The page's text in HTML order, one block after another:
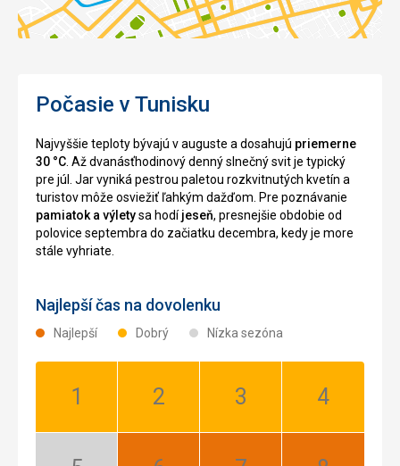
Počasie v Tunisku
Najvyššie teploty bývajú v auguste a dosahujú priemerne
30 °C . Až dvanásťhodinový denný slnečný svit je typický
pre júl. Jar vyniká pestrou paletou rozkvitnutých kvetín a
turistov môže osviežiť ľahkým dažďom. Pre poznávanie
pamiatok a výletysa hodíjeseň, presnejšie obdobie od
polovice septembra do začiatku decembra, kedy je more
stále vyhriate.
Najlepší čas na dovolenku
Najlepší Dobrý Nízka sezóna
Január:
Február:
Marec:
Apríl: